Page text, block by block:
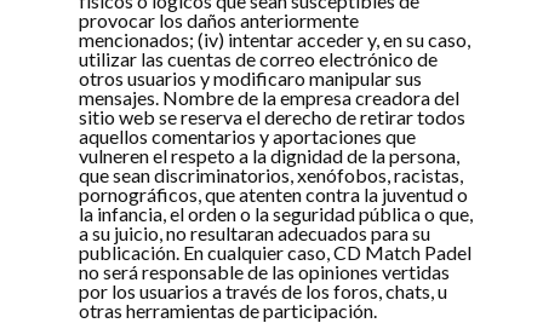
provocar los daños anteriormente
mencionados; (iv) intentar acceder y, en su caso,
utilizar las cuentas de correo electrónico de
otros usuarios y modificaro manipular sus
mensajes. Nombre de la empresa creadora del
sitio web se reserva el derecho de retirar todos
aquellos comentarios y aportaciones que
vulneren el respeto a la dignidad de la persona,
que sean discriminatorios, xenófobos, racistas,
pornográficos, que atenten contra la juventud o
la infancia, el orden o la seguridad pública o que,
a su juicio, no resultaran adecuados para su
publicación. En cualquier caso, CD Match Padel
no será responsable de las opiniones vertidas
por los usuarios a través de los foros, chats, u
otras herramientas de participación.